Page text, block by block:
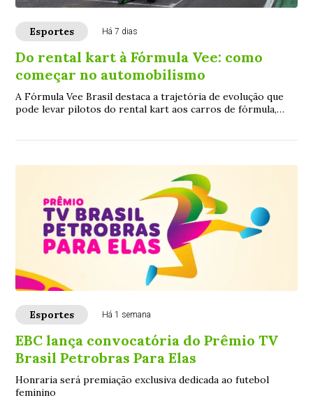
Esportes Há 7 dias
Do rental kart à Fórmula Vee: como
começar no automobilismo
A Fórmula Vee Brasil destaca a trajetória de evolução que
pode levar pilotos do rental kart aos carros de fórmula,
Esportes Há 1 semana
EBC lança convocatória do Prêmio TV
Brasil Petrobras Para Elas
Honraria será premiação exclusiva dedicada ao futebol
feminino